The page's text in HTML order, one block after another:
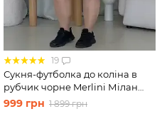
19
Сукня-футболка до коліна в
рубчик чорне Merlini Мілан
700000141 розмір 50-52 (2XL-
999 грн 1 899 грн